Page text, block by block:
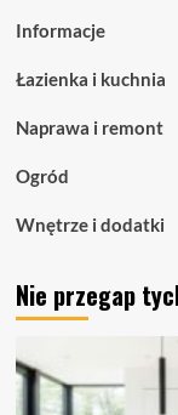
dla
Informacje
Łazienka i kuchnia
Naprawa i remont
Ogród
Wnętrze i dodatki
Nie przegap